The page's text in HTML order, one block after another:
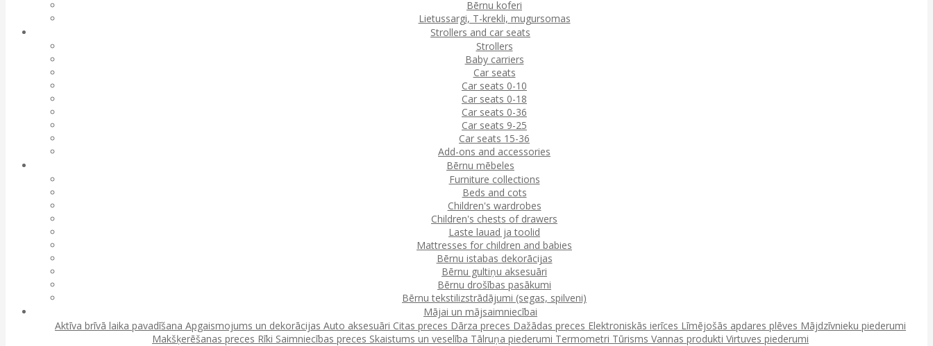
Bērnu koferi
Lietussargi, T-krekli, mugursomas
Strollers and car seats
Strollers
Baby carriers
Car seats
Car seats 0-10
Car seats 0-18
Car seats 0-36
Car seats 9-25
Car seats 15-36
Add-ons and accessories
Bērnu mēbeles
Furniture collections
Beds and cots
Children's wardrobes
Children's chests of drawers
Laste lauad ja toolid
Mattresses for children and babies
Bērnu istabas dekorācijas
Bērnu gultiņu aksesuāri
Bērnu drošības pasākumi
Bērnu tekstilizstrādājumi (segas, spilveni)
Mājai un mājsaimniecībai
Aktīva brīvā laika pavadīšana Apgaismojums un dekorācijas Auto aksesuāri Citas preces Dārza preces Dažādas preces Elektroniskās ierīces Līmējošās apdares plēves Mājdzīvnieku piederumi
Makšķerēšanas preces Rīki Saimniecības preces Skaistums un veselība Tālruņa piederumi Termometri Tūrisms Vannas produkti Virtuves piederumi